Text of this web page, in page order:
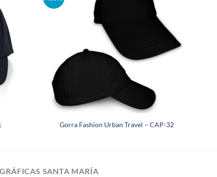
Gorra Fashion Urban Travel – CAP-32
GRÁFICAS SANTA MARÍA